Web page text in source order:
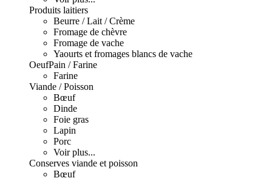
Produits laitiers
Beurre / Lait / Crème
Fromage de chèvre
Fromage de vache
Yaourts et fromages blancs de vache
OeufPain / Farine
Farine
Viande / Poisson
Bœuf
Dinde
Foie gras
Lapin
Porc
Voir plus...
Conserves viande et poisson
Bœuf